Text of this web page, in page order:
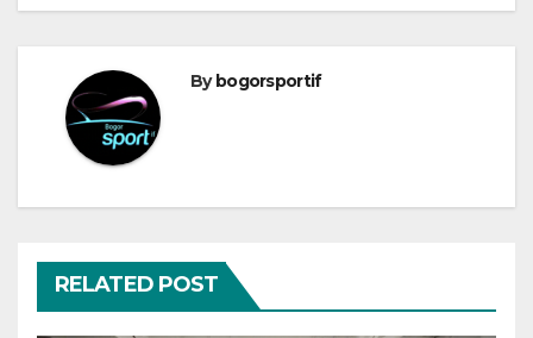
Bybogorsportif
RELATED POST